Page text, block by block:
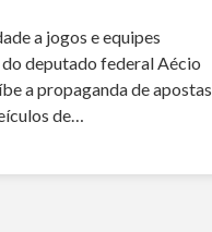
a jogos e equipes
deputado federal Aécio
a propaganda de apostas
de…